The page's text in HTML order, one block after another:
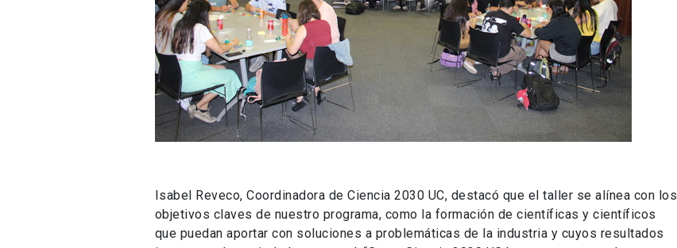
Isabel Reveco, Coordinadora de Ciencia 2030 UC, destacó que el taller se alínea con los
objetivos claves de nuestro programa, como la formación de científicas y científicos
que puedan aportar con soluciones a problemáticas de la industria y cuyos resultados